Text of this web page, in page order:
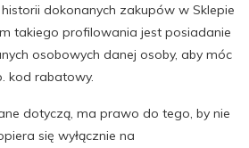
dokonanych zakupów w Sklepie
takiego profilowania jest posiadanie
osobowych danej osoby, aby móc
kod rabatowy.
dotyczą, ma prawo do tego, by nie
się wyłącznie na